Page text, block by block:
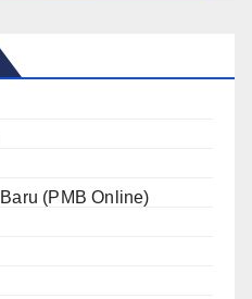
(PMB Online)